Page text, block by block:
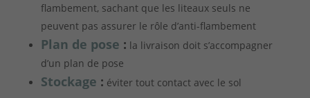
flambement, sachant que les liteaux seuls ne
peuvent pas assurer le rôle d’anti-flambement
Plan de pose : la livraison doit s’accompagner
d’un plan de pose
Stockage : éviter tout contact avec le sol